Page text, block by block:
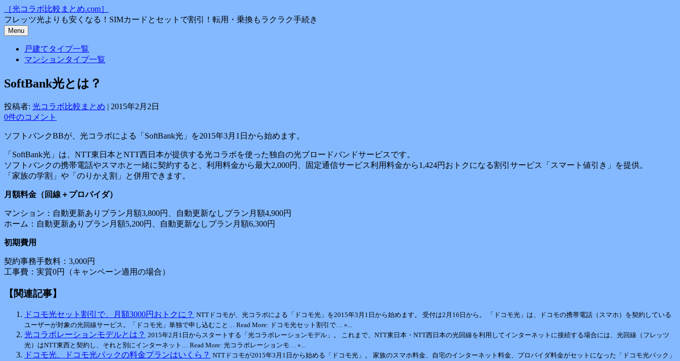
コ
ン
テ
キ
プ
［光コラボ比較まとめ.com］
フレッツ光よりも安くなる！SIMカードとセットで割引！転用・乗換もラクラク手続き
Menu
戸建てタイプ一覧
マンションタイプ一覧
SoftBank光とは？
投稿者: 光コラボ比較まとめ | 2015年2月2日
0件のコメント
ソフトバンクBBが、光コラボによる「SoftBank光」を2015年3月1日から始めます。
「SoftBank光」は、NTT東日本とNTT西日本が提供する光コラボを使った独自の光ブロードバンドサービスです。
ソフトバンクの携帯電話やスマホと一緒に契約すると、利用料金から最大2,000円、固定通信サービス利用料金から1,424円おトクになる割引サービス「スマート値引き」を提供。
「家族の学割」や「のりかえ割」と併用できます。
月額料金（回線＋プロバイダ）
マンション：自動更新ありプラン月額3,800円、自動更新なしプラン月額4,900円
ホーム：自動更新ありプラン月額5,200円、自動更新なしプラン月額6,300円
初期費用
契約事務手数料：3,000円
工事費：実質0円（キャンペーン適用の場合）
【関連記事】
ドコモ光セット割引で、月額3000円おトクに？ NTTドコモが、光コラボによる「ドコモ光」を2015年3月1日から始めます。 受付は2月16日から。 「ドコモ光」は、ドコモの携帯電話（スマホ）を契約している
ユーザーが対象の光回線サービス。「ドコモ光」単独で申し込むこと… Read More: ドコモ光セット割引で… »...
光コラボレーションモデルとは？ 2015年2月1日からスタートする「光コラボレーションモデル」。 これまで、NTT東日本・NTT西日本の光回線を利用してインターネットに接続する場合には、光回線（フレッツ
光）はNTT東西と契約し、それと別にインターネット… Read More: 光コラボレーションモ… »...
ドコモ光、ドコモ光パックの料金プランはいくら？ NTTドコモが2015年3月1日から始める「ドコモ光」。 家族のスマホ料金、自宅のインターネット料金、プロバイダ料金がセットになった「ドコモ光パック」